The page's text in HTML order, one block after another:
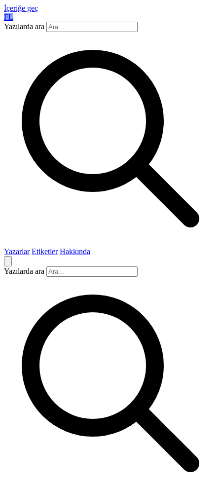
İçeriğe geç
FL
Yazılarda ara
Yazarlar Etiketler Hakkında
Yazılarda ara